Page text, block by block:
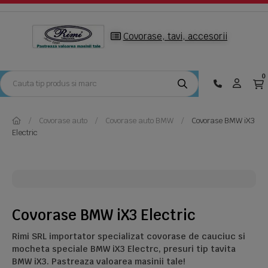
Covorase, tavi, accesorii
0
Covorase auto Covorase auto BMW
Covorase BMW iX3
Electric
Covorase BMW iX3 Electric
Rimi SRL importator specializat covorase de cauciuc si
mocheta speciale BMW iX3 Electrc, presuri tip tavita
BMW iX3. Pastreaza valoarea masinii tale!